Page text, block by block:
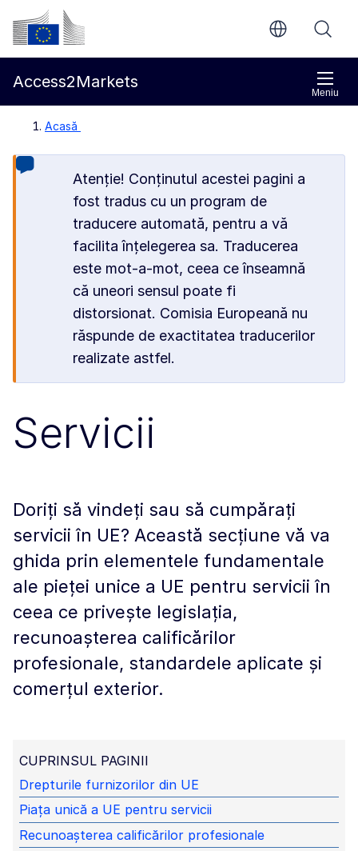
Accesați conținutul principal
Comisia Europeană
Meniu
Access2Markets
Acasă
Atenție! Conținutul acestei pagini a
fost tradus cu un program de
traducere automată, pentru a vă
facilita înțelegerea sa. Traducerea
este mot-a-mot, ceea ce înseamnă
că uneori sensul poate fi
distorsionat. Comisia Europeană nu
răspunde de exactitatea traducerilor
realizate astfel.
Servicii
Doriți să vindeți sau să cumpărați
servicii în UE? Această secțiune vă va
ghida prin elementele fundamentale
ale pieței unice a UE pentru servicii în
ceea ce privește legislația,
recunoașterea calificărilor
profesionale, standardele aplicate și
comerțul exterior.
CUPRINSUL PAGINII
Drepturile furnizorilor din UE
Piața unică a UE pentru servicii
Recunoașterea calificărilor profesionale